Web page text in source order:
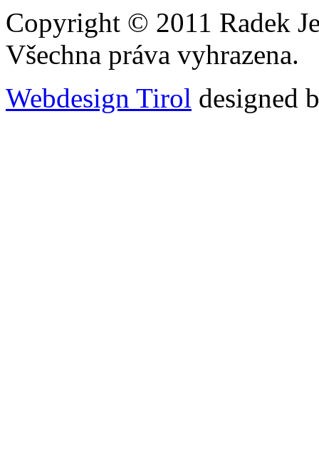
Copyright © 2011 Radek
Všechna práva vyhrazena.
Webdesign Tirol designed